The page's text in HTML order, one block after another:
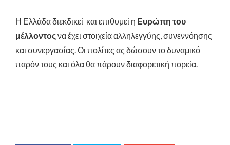
Η Ελλάδα διεκδικεί και επιθυμεί η Ευρώπη του
μέλλοντοςνα έχει στοιχεία αλληλεγγύης, συνεννόησης
και συνεργασίας. Οι πολίτες ας δώσουν το δυναμικό
παρόν τους και όλα θα πάρουν διαφορετική πορεία.